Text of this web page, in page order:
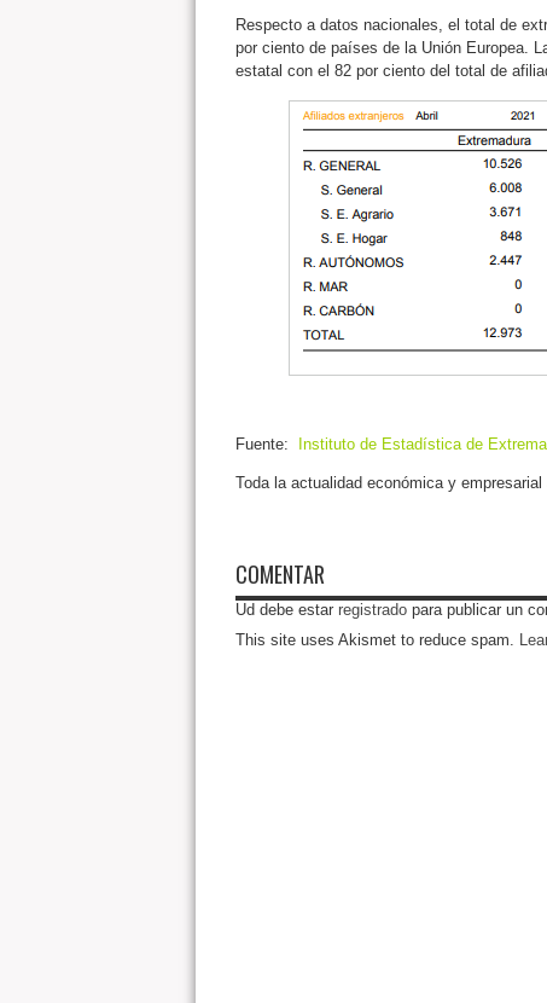
Respecto a datos nacionales, el total de
por ciento de países de la Unión Europea.
estatal con el 82 por ciento del total de
Fuente: Instituto de Estadística de
Toda la actualidad económica y empresarial
COMENTAR
Ud debe estar registradopara publicar un
This site uses Akismet to reduce spam.